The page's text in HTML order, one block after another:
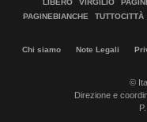
PAGINEBIANCHE
TUTTOCITTÀ
Chi siamo Note Legali
©
Direzione e